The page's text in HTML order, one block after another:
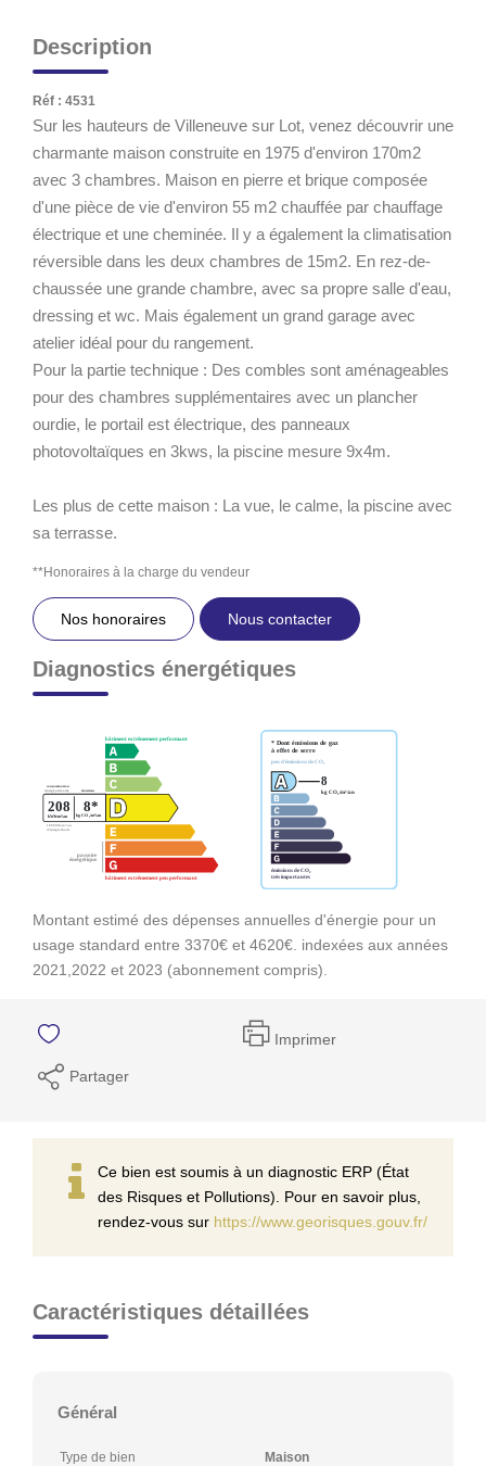
Description
Réf : 4531
Sur les hauteurs de Villeneuve sur Lot, venez découvrir une
charmante maison construite en 1975 d'environ 170m2
avec 3 chambres. Maison en pierre et brique composée
d'une pièce de vie d'environ 55 m2 chauffée par chauffage
électrique et une cheminée. Il y a également la climatisation
réversible dans les deux chambres de 15m2. En rez-de-
chaussée une grande chambre, avec sa propre salle d'eau,
dressing et wc. Mais également un grand garage avec
atelier idéal pour du rangement.
Pour la partie technique : Des combles sont aménageables
pour des chambres supplémentaires avec un plancher
ourdie, le portail est électrique, des panneaux
photovoltaïques en 3kws, la piscine mesure 9x4m.
Les plus de cette maison : La vue, le calme, la piscine avec
sa terrasse.
**Honoraires à la charge du vendeur
Nos honoraires Nous contacter
Diagnostics énergétiques
Montant estimé des dépenses annuelles d'énergie pour un
usage standard entre 3370€ et 4620€. indexées aux années
2021,2022 et 2023 (abonnement compris).
Imprimer
Partager
Ce bien est soumis à un diagnostic ERP (État
des Risques et Pollutions). Pour en savoir plus,
rendez-vous sur https://www.georisques.gouv.fr/
Caractéristiques détaillées
Général
Type de bien Maison